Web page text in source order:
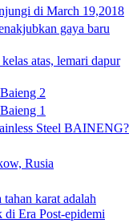
di March 19,2018
gaya baru
atas, lemari dapur
2
1
Steel BAINENG?
Rusia
karat adalah
Era Post-epidemi